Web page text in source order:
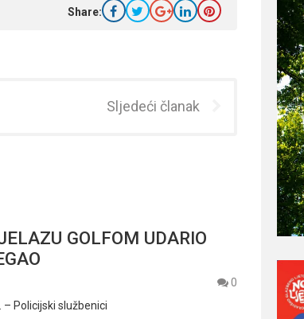
Share:
Sljedeći članak
GOLFOM UDARIO
0
– Policijski službenici